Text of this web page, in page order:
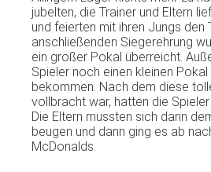
jubelten, die Trainer und Eltern
und feierten mit ihren Jungs den
anschließenden Siegerehrung
ein großer Pokal überreicht.
Spieler noch einen kleinen Pokal
bekommen. Nach dem diese
vollbracht war, hatten die Spieler
Die Eltern mussten sich dann
beugen und dann ging es ab
McDonalds.